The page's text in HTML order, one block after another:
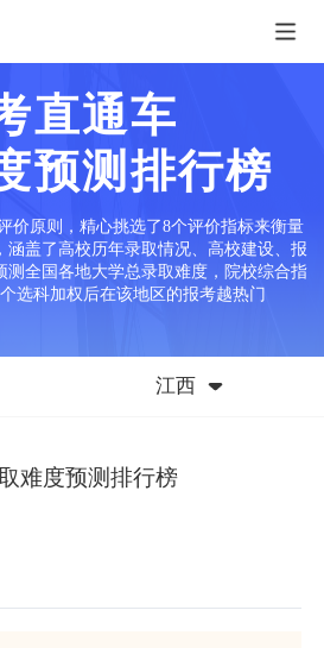
直通车
预测排行榜
价原则，精心挑选了8个评价指标来衡量
涵盖了高校历年录取情况、高校建设、报
测全国各地大学总录取难度，院校综合指
选科加权后在该地区的报考越热门
江西
难度预测排行榜